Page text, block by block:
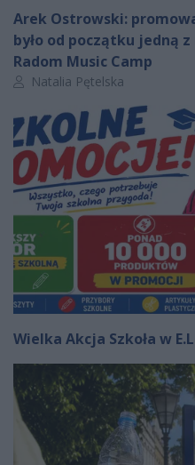
Arek Ostrowski:
było od początku jedną
Radom Music Camp
Autor artykułu:
Natalia Pętelska
Wielka Akcja Szkoła w